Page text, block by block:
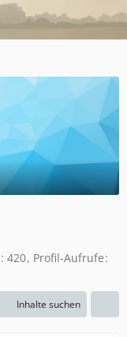
420 Profil-Aufrufe
Inhalte suchen